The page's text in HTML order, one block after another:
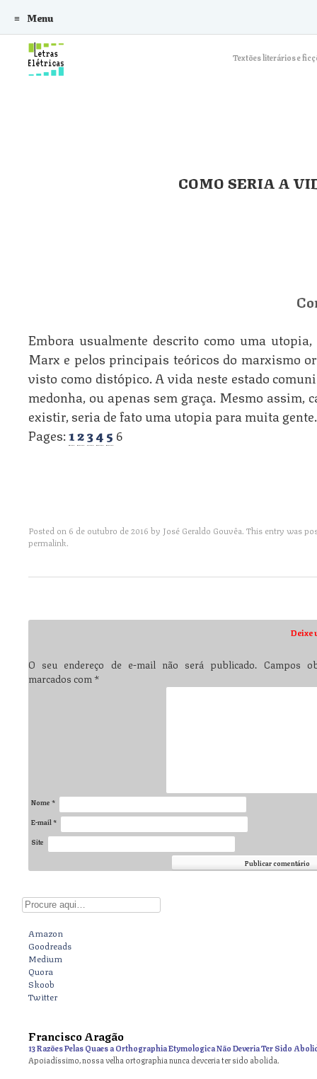
Textões literários e
Menu
Skip to content
COMO SERIA A
Embora usualmente descrito como uma
Marx e pelos principais teóricos do marxismo
visto como distópico. A vida neste estado
medonha, ou apenas sem graça. Mesmo assim,
existir, seria de fato uma utopia para muita gente.
Pages:12345 6
Posted on 6 de outubro de 2016 by José Geraldo Gouvêa. This entry was
permalink.
Deixe
O seu endereço de e-mail não será publicado. Campos
marcados com*
Nome *
E-mail *
Site
Digite aqui
Amazon
Goodreads
Medium
Quora
Skoob
Twitter
Francisco Aragão
13 Razões Pelas Quaes a Orthographia Etymologica Não Deveria Ter Sido
Apoiadíssimo, nossa velha ortographia nunca devceria ter sido abolida.